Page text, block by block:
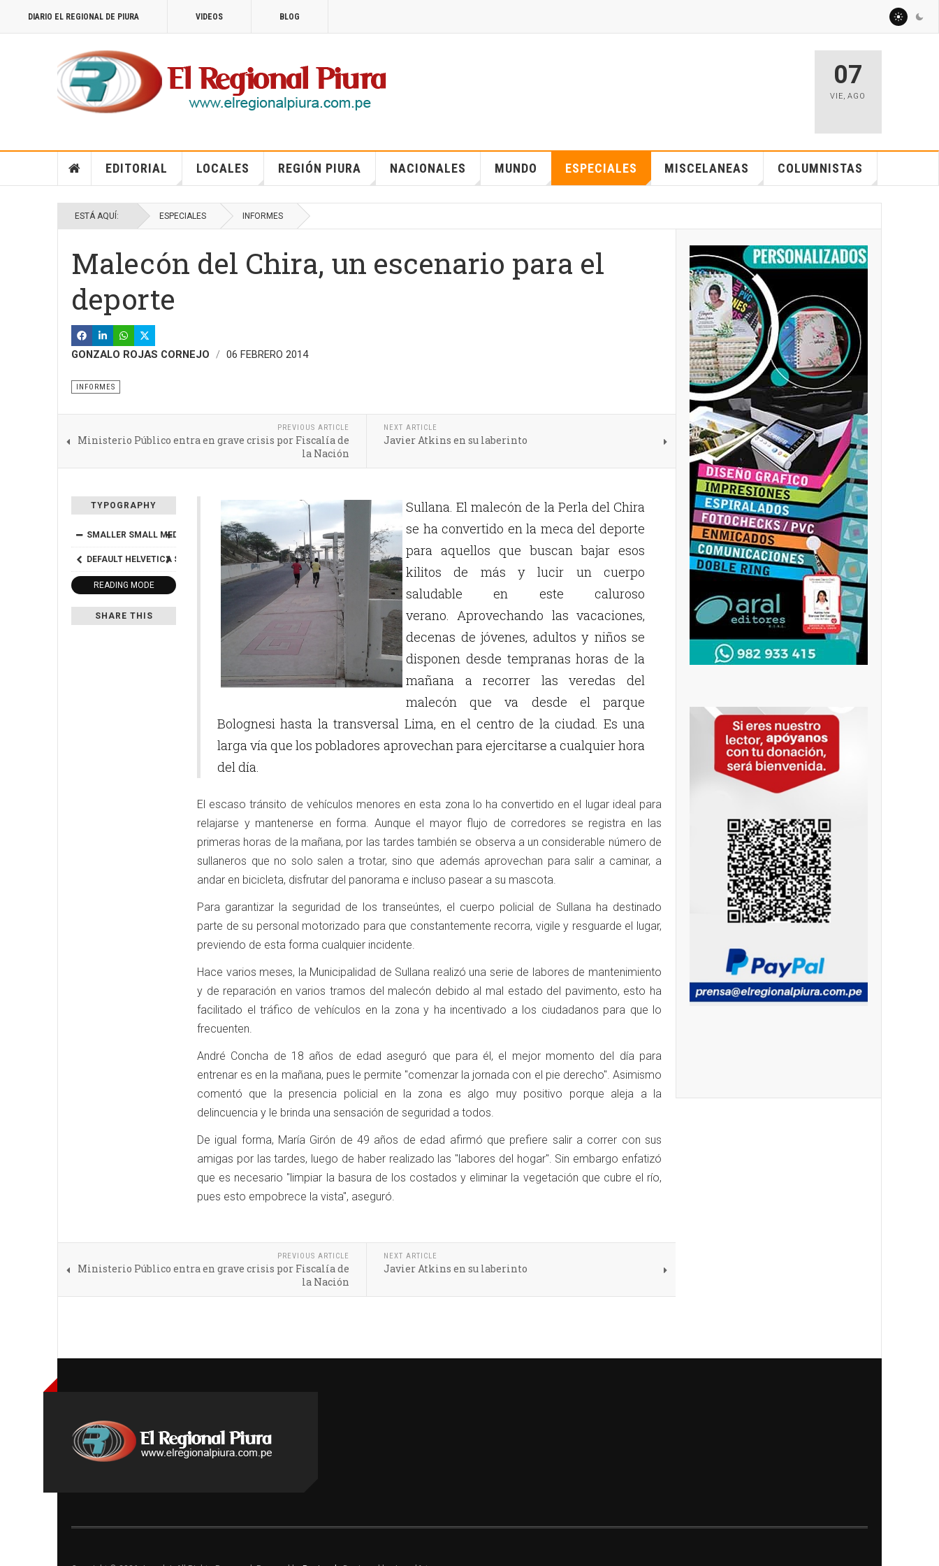
DIARIO EL REGIONAL DE PIURA VIDEOS BLOG
07
VIE,AGO
EDITORIAL LOCALES REGIÓN PIURA NACIONALES MUNDO ESPECIALES MISCELANEAS COLUMNISTAS
ESTÁ AQUÍ: ESPECIALES INFORMES
Malecón del Chira, un escenario para el
deporte
GONZALO ROJAS CORNEJO 06 FEBRERO 2014
INFORMES
PREVIOUS ARTICLE
Ministerio Público entra en grave crisis por Fiscalía de
la Nación
NEXT ARTICLE
Javier Atkins en su laberinto
TYPOGRAPHY
SMALLER SMALL MEDIUM BIGGER
DEFAULT HELVETICA SEGOE GEORGIA TIMES
READING MODE
SHARE THIS
Sullana. El malecón de la Perla del Chira
se ha convertido en la meca del deporte
para aquellos que buscan bajar esos
kilitos de más y lucir un cuerpo
saludable en este caluroso
verano. Aprovechando las vacaciones,
decenas de jóvenes, adultos y niños se
disponen desde tempranas horas de la
mañana a recorrer las veredas del
malecón que va desde el parque
Bolognesi hasta la transversal Lima, en el centro de la ciudad. Es una
larga vía que los pobladores aprovechan para ejercitarse a cualquier hora
del día.
El escaso tránsito de vehículos menores en esta zona lo ha convertido en el lugar ideal para
relajarse y mantenerse en forma. Aunque el mayor flujo de corredores se registra en las
primeras horas de la mañana, por las tardes también se observa a un considerable número de
sullaneros que no solo salen a trotar, sino que además aprovechan para salir a caminar, a
andar en bicicleta, disfrutar del panorama e incluso pasear a su mascota.
Para garantizar la seguridad de los transeúntes, el cuerpo policial de Sullana ha destinado
parte de su personal motorizado para que constantemente recorra, vigile y resguarde el lugar,
previendo de esta forma cualquier incidente.
Hace varios meses, la Municipalidad de Sullana realizó una serie de labores de mantenimiento
y de reparación en varios tramos del malecón debido al mal estado del pavimento, esto ha
facilitado el tráfico de vehículos en la zona y ha incentivado a los ciudadanos para que lo
frecuenten.
André Concha de 18 años de edad aseguró que para él, el mejor momento del día para
entrenar es en la mañana, pues le permite "comenzar la jornada con el pie derecho". Asimismo
comentó que la presencia policial en la zona es algo muy positivo porque aleja a la
delincuencia y le brinda una sensación de seguridad a todos.
De igual forma, María Girón de 49 años de edad afirmó que prefiere salir a correr con sus
amigas por las tardes, luego de haber realizado las "labores del hogar". Sin embargo enfatizó
que es necesario "limpiar la basura de los costados y eliminar la vegetación que cubre el río,
pues esto empobrece la vista", aseguró.
PREVIOUS ARTICLE
Ministerio Público entra en grave crisis por Fiscalía de
la Nación
NEXT ARTICLE
Javier Atkins en su laberinto